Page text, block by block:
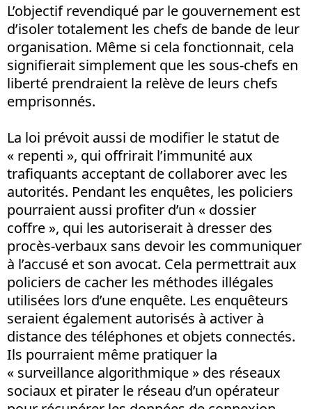
L’objectif revendiqué par le gouvernement est
d’isoler totalement les chefs de bande de leur
organisation. Même si cela fonctionnait, cela
signifierait simplement que les sous-chefs en
liberté prendraient la relève de leurs chefs
emprisonnés.
La loi prévoit aussi de modifier le statut de
« repenti », qui offrirait l’immunité aux
trafiquants acceptant de collaborer avec les
autorités. Pendant les enquêtes, les policiers
pourraient aussi profiter d’un « dossier
coffre », qui les autoriserait à dresser des
procès-verbaux sans devoir les communiquer
à l’accusé et son avocat. Cela permettrait aux
policiers de cacher les méthodes illégales
utilisées lors d’une enquête. Les enquêteurs
seraient également autorisés à activer à
distance des téléphones et objets connectés.
Ils pourraient même pratiquer la
« surveillance algorithmique » des réseaux
sociaux et pirater le réseau d’un opérateur